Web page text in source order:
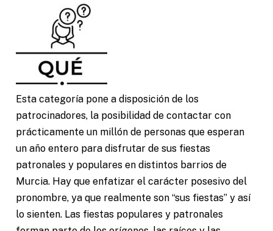
Esta categoría pone a disposición de los
patrocinadores, la posibilidad de contactar con
prácticamente un millón de personas que esperan
un año entero para disfrutar de sus fiestas
patronales y populares en distintos barrios de
Murcia. Hay que enfatizar el carácter posesivo del
pronombre, ya que realmente son “sus fiestas” y así
lo sienten. Las fiestas populares y patronales